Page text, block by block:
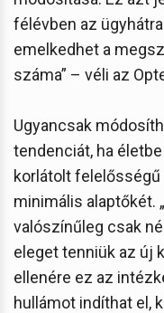
félévben az
emelkedhet a
száma” – véli az
Ugyancsak
tendenciát, ha
korlátolt
minimális alaptőkét.
valószínűleg csak
eleget tenniük az új
ellenére ez az
hullámot indíthat el,